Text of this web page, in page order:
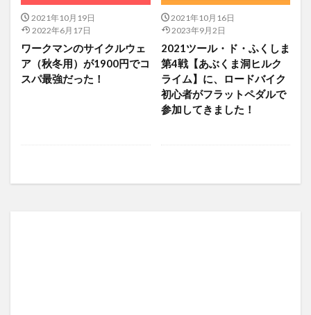
2021年10月19日
2022年6月17日
ワークマンのサイクルウェ
ア（秋冬用）が1900円でコ
スパ最強だった！
2021年10月16日
2023年9月2日
2021ツール・ド・ふくしま
第4戦【あぶくま洞ヒルク
ライム】に、ロードバイク
初心者がフラットペダルで
参加してきました！